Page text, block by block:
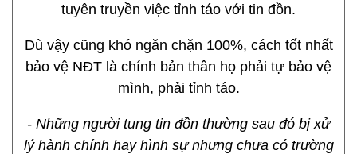
tuyên truyền việc tỉnh táo với tin đồn.
Dù vậy cũng khó ngăn chặn 100%, cách tốt nhất
bảo vệ NĐT là chính bản thân họ phải tự bảo vệ
mình, phải tỉnh táo.
- Những người tung tin đồn thường sau đó bị xử
lý hành chính hay hình sự nhưng chưa có trường